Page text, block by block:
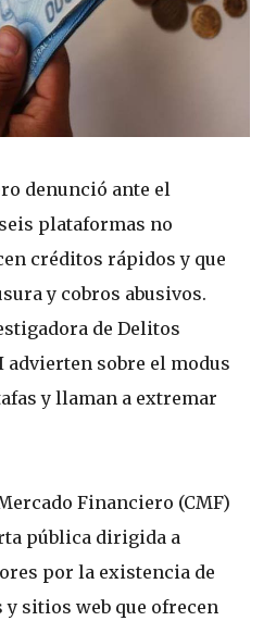
denunció ante el
plataformas no
créditos rápidos y que
y cobros abusivos.
de Delitos
advierten sobre el modus
y llaman a extremar
Financiero (CMF)
pública dirigida a
por la existencia de
sitios web que ofrecen